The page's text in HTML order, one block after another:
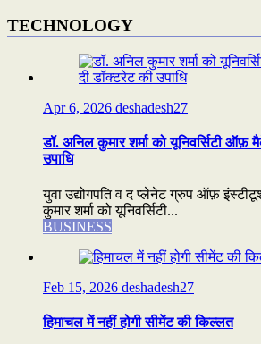
TECHNOLOGY
Apr 6, 2026 deshadesh27
डॉ. अनिल कुमार शर्मा को यूनिवर्सिटी ऑफ़
उपाधि
युवा उद्योगपति व द प्लेनेट ग्रुप ऑफ़
कुमार शर्मा को यूनिवर्सिटी...
BUSINESS
Feb 15, 2026 deshadesh27
हिमाचल में नहीं होगी सीमेंट की किल्लत